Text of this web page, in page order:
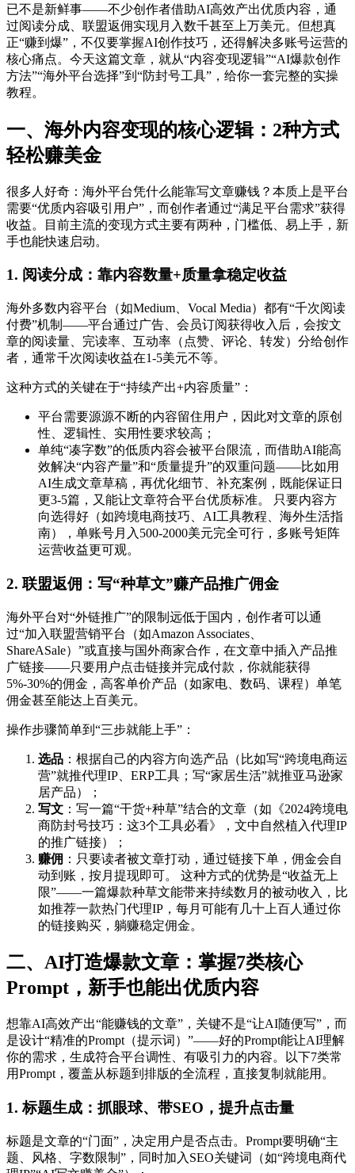
已不是新鲜事——不少创作者借助AI高效产出优质内容，通
过阅读分成、联盟返佣实现月入数千甚至上万美元。但想真
正“赚到爆”，不仅要掌握AI创作技巧，还得解决多账号运营的
核心痛点。今天这篇文章，就从“内容变现逻辑”“AI爆款创作
方法”“海外平台选择”到“防封号工具”，给你一套完整的实操
教程。
一、海外内容变现的核心逻辑：2种方式
轻松赚美金
很多人好奇：海外平台凭什么能靠写文章赚钱？本质上是平台
需要“优质内容吸引用户”，而创作者通过“满足平台需求”获得
收益。目前主流的变现方式主要有两种，门槛低、易上手，新
手也能快速启动。
1. 阅读分成：靠内容数量+质量拿稳定收益
海外多数内容平台（如Medium、Vocal Media）都有“千次阅读
付费”机制——平台通过广告、会员订阅获得收入后，会按文
章的阅读量、完读率、互动率（点赞、评论、转发）分给创作
者，通常千次阅读收益在1-5美元不等。
这种方式的关键在于“持续产出+内容质量”：
平台需要源源不断的内容留住用户，因此对文章的原创
性、逻辑性、实用性要求较高；
单纯“凑字数”的低质内容会被平台限流，而借助AI能高
效解决“内容产量”和“质量提升”的双重问题——比如用
AI生成文章草稿，再优化细节、补充案例，既能保证日
更3-5篇，又能让文章符合平台优质标准。 只要内容方
向选得好（如跨境电商技巧、AI工具教程、海外生活指
南），单账号月入500-2000美元完全可行，多账号矩阵
运营收益更可观。
2. 联盟返佣：写“种草文”赚产品推广佣金
海外平台对“外链推广”的限制远低于国内，创作者可以通
过“加入联盟营销平台（如Amazon Associates、
ShareASale）”或直接与国外商家合作，在文章中插入产品推
广链接——只要用户点击链接并完成付款，你就能获得
5%-30%的佣金，高客单价产品（如家电、数码、课程）单笔
佣金甚至能达上百美元。
操作步骤简单到“三步就能上手”：
选品 ：根据自己的内容方向选产品（比如写“跨境电商运
营”就推代理IP、ERP工具；写“家居生活”就推亚马逊家
居产品）；
写文 ：写一篇“干货+种草”结合的文章（如《2024跨境电
商防封号技巧：这3个工具必看》，文中自然植入代理IP
的推广链接）；
赚佣 ：只要读者被文章打动，通过链接下单，佣金会自
动到账，按月提现即可。 这种方式的优势是“收益无上
限”——一篇爆款种草文能带来持续数月的被动收入，比
如推荐一款热门代理IP，每月可能有几十上百人通过你
的链接购买，躺赚稳定佣金。
二、AI打造爆款文章：掌握7类核心
Prompt，新手也能出优质内容
想靠AI高效产出“能赚钱的文章”，关键不是“让AI随便写”，而
是设计“精准的Prompt（提示词）”——好的Prompt能让AI理解
你的需求，生成符合平台调性、有吸引力的内容。以下7类常
用Prompt，覆盖从标题到排版的全流程，直接复制就能用。
1. 标题生成：抓眼球、带SEO，提升点击量
标题是文章的“门面”，决定用户是否点击。Prompt要明确“主
题、风格、字数限制”，同时加入SEO关键词（如“跨境电商代